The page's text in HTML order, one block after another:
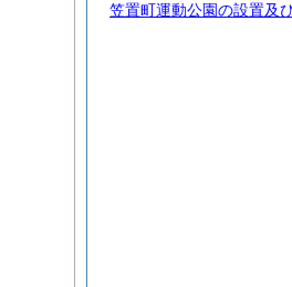
笠置町運動公園の設置及